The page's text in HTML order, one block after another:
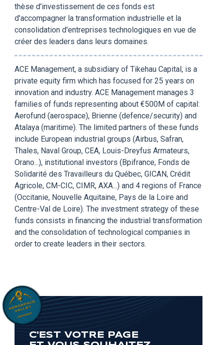
thèse d'investissement de ces fonds est
d'accompagner la transformation industrielle et la
consolidation d'entreprises technologiques en vue de
créer des leaders dans leurs domaines.
ACE Management, a subsidiary of Tikehau Capital, is a
private equity firm which has focused for 25 years on
innovation and industry. ACE Management manages 3
families of funds representing about €500M of capital:
Aerofund (aerospace), Brienne (defence/security) and
Atalaya (maritime). The limited partners of these funds
include European industrial groups (Airbus, Safran,
Thales, Naval Group, CEA, Louis-Dreyfus Armateurs,
Orano...), institutional investors (Bpifrance, Fonds de
Solidarité des Travailleurs du Québec, GICAN, Crédit
Agricole, CM-CIC, CIMR, AXA...) and 4 regions of France
(Occitanie, Nouvelle Aquitaine, Pays de la Loire and
Centre-Val de Loire). The investment strategy of these
funds consists in financing the industrial transformation
and the consolidation of technological companies in
order to create leaders in their sectors.
C'EST VOTRE PAGE